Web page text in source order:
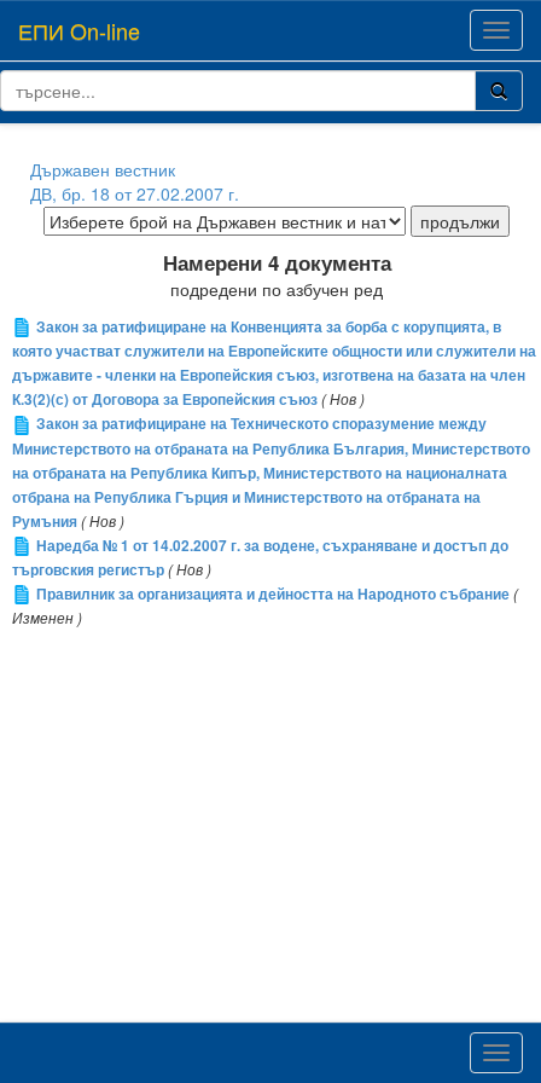
ЕПИ On-line
Държавен вестник
ДВ, бр. 18 от 27.02.2007 г.
Намерени 4 документа
подредени по азбучен ред
Закон за ратифициране на Конвенцията за борба с корупцията, в
която участват служители на Европейските общности или служители на
държавите - членки на Европейския съюз, изготвена на базата на член
К.3(2)(с) от Договора за Европейския съюз( Нов )
Закон за ратифициране на Техническото споразумение между
Министерството на отбраната на Република България, Министерството
на отбраната на Република Кипър, Министерството на националната
отбрана на Република Гърция и Министерството на отбраната на
Румъния( Нов )
Наредба № 1 от 14.02.2007 г. за водене, съхраняване и достъп до
търговския регистър( Нов )
Правилник за организацията и дейността на Народното събрание(
Изменен )